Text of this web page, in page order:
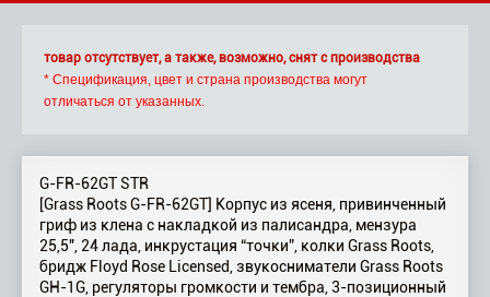
товар отсутствует, а также, возможно, снят с производства
* Спецификация, цвет и страна производства могут
отличаться от указанных.
G-FR-62GT STR
[Grass Roots G-FR-62GT] Корпус из ясеня, привинченный
гриф из клена с накладкой из палисандра, мензура
25,5", 24 лада, инкрустация “точки”, колки Grass Roots,
бридж Floyd Rose Licensed, звукосниматели Grass Roots
GH-1G, регуляторы громкости и тембра, 3-позиционный